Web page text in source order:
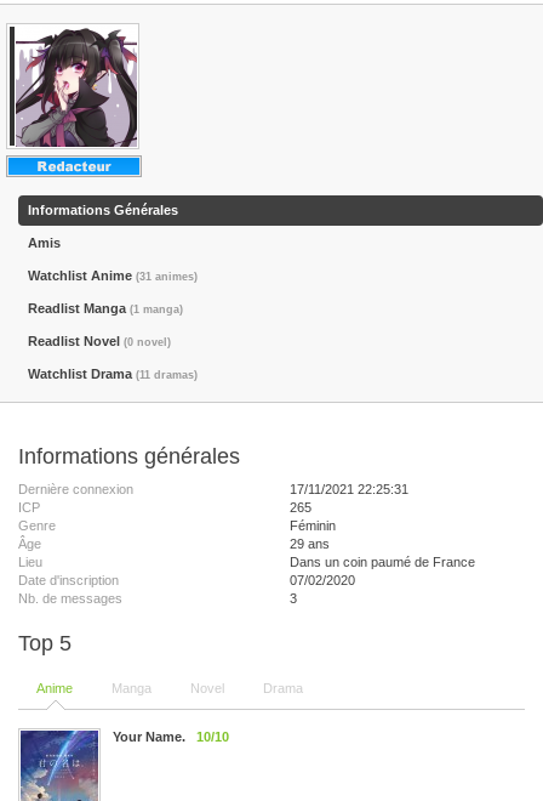
Informations Générales
Amis
Watchlist Anime (31 animes)
Readlist Manga (1 manga)
Readlist Novel (0 novel)
Watchlist Drama (11 dramas)
Informations générales
Dernière connexion
17/11/2021 22:25:31
ICP
265
Genre
Féminin
Âge
29 ans
Lieu
Dans un coin paumé de France
Date d'inscription
07/02/2020
Nb. de messages
3
Top 5
Anime Manga Novel Drama
Your Name. 10/10